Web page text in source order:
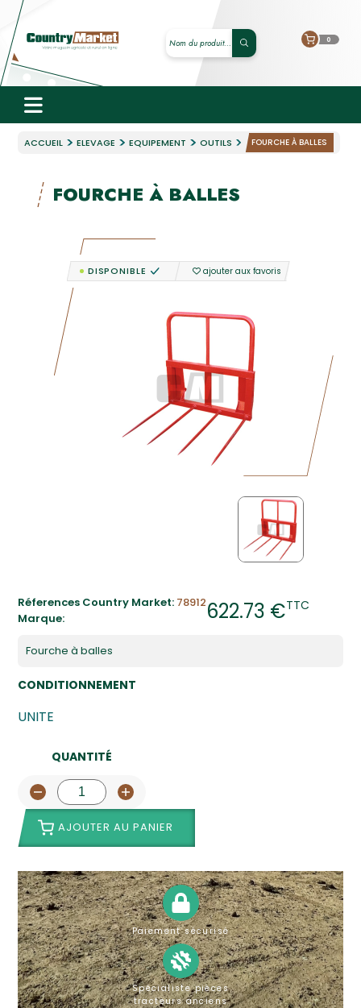
0
ACCUEIL ELEVAGE EQUIPEMENT OUTILS FOURCHE À BALLES
FOURCHE À BALLES
DISPONIBLE ajouter aux favoris
Réferences Country Market: 78912
Marque:
622.73 €TTC
Fourche à balles
CONDITIONNEMENT
UNITE
QUANTITÉ
AJOUTER AU PANIER
Paiement sécurisé
Spécialiste pièces
tracteurs anciens